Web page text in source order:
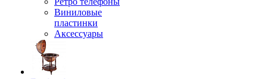
Виниловые
пластинки
Аксессуары